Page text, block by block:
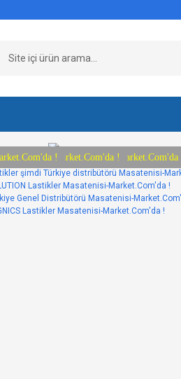
Masatenisi-Market.Com'da
distribütörü Masatenisi-Market.Com'da
Market.Com'da !
Masatenisi-Market.Com'da !
!